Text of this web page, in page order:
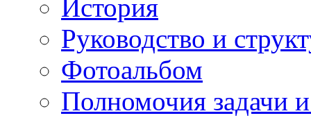
История
Руководство и
Фотоальбом
Полномочия задачи